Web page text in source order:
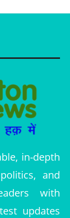
in-depth
and
with
updates